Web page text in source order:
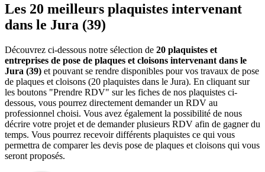
Les 20 meilleurs plaquistes intervenant
dans le Jura (39)
Découvrez ci-dessous notre sélection de 20 plaquistes et
entreprises de pose de plaques et cloisons intervenant dans le
Jura (39) et pouvant se rendre disponibles pour vos travaux de pose
de plaques et cloisons (20 plaquistes dans le Jura). En cliquant sur
les boutons "Prendre RDV" sur les fiches de nos plaquistes ci-
dessous, vous pourrez directement demander un RDV au
professionnel choisi. Vous avez également la possibilité de nous
décrire votre projet et de demander plusieurs RDV afin de gagner du
temps. Vous pourrez recevoir différents plaquistes ce qui vous
permettra de comparer les devis pose de plaques et cloisons qui vous
seront proposés.